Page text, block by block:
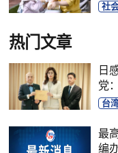
社
热门文章
日
党
台
最
编